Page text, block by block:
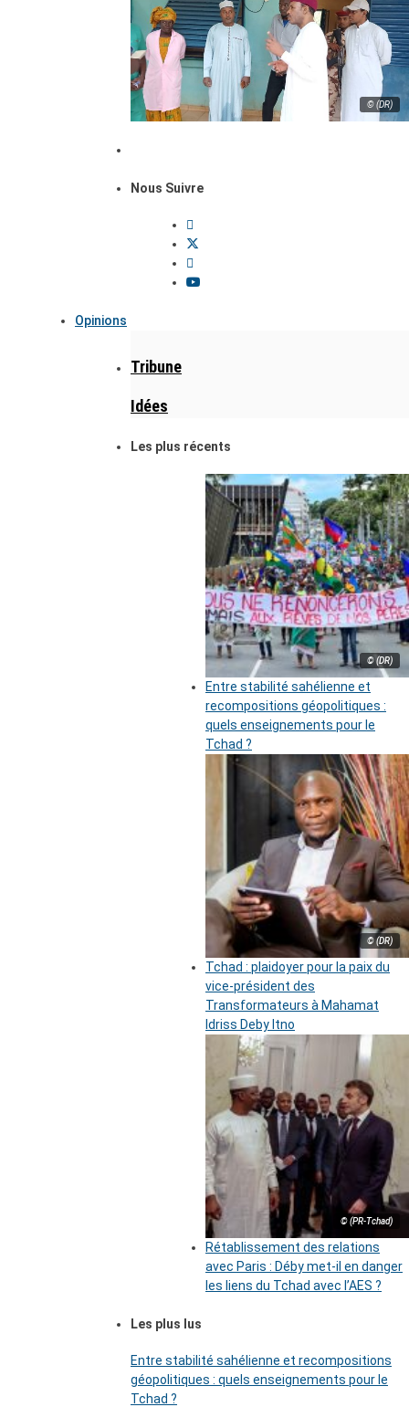
© (DR)
Nous Suivre
Opinions
Tribune
Idées
Les plus récents
© (DR)
Entre stabilité sahélienne et
recompositions géopolitiques :
quels enseignements pour le
Tchad ?
© (DR)
Tchad : plaidoyer pour la paix du
vice-président des
Transformateurs à Mahamat
Idriss Deby Itno
© (PR-Tchad)
Rétablissement des relations
avec Paris : Déby met-il en danger
les liens du Tchad avec l’AES ?
Les plus lus
Entre stabilité sahélienne et recompositions
géopolitiques : quels enseignements pour le
Tchad ?